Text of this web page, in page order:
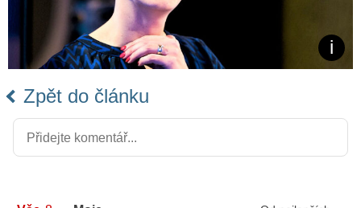
Zpět do článku